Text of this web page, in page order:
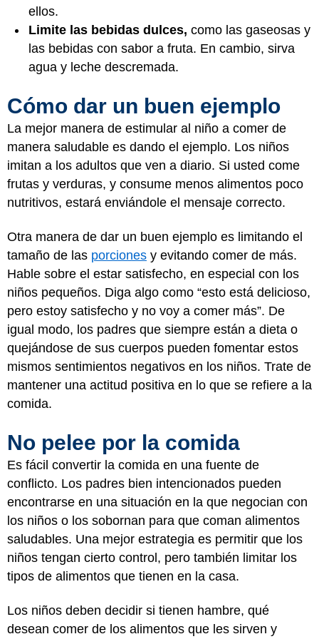
ellos.
Limite las bebidas dulces, como las gaseosas y
las bebidas con sabor a fruta. En cambio, sirva
agua y leche descremada.
Cómo dar un buen ejemplo
La mejor manera de estimular al niño a comer de
manera saludable es dando el ejemplo. Los niños
imitan a los adultos que ven a diario. Si usted come
frutas y verduras, y consume menos alimentos poco
nutritivos, estará enviándole el mensaje correcto.
Otra manera de dar un buen ejemplo es limitando el
tamaño de las porciones y evitando comer de más.
Hable sobre el estar satisfecho, en especial con los
niños pequeños. Diga algo como “esto está delicioso,
pero estoy satisfecho y no voy a comer más”. De
igual modo, los padres que siempre están a dieta o
quejándose de sus cuerpos pueden fomentar estos
mismos sentimientos negativos en los niños. Trate de
mantener una actitud positiva en lo que se refiere a la
comida.
No pelee por la comida
Es fácil convertir la comida en una fuente de
conflicto. Los padres bien intencionados pueden
encontrarse en una situación en la que negocian con
los niños o los sobornan para que coman alimentos
saludables. Una mejor estrategia es permitir que los
niños tengan cierto control, pero también limitar los
tipos de alimentos que tienen en la casa.
Los niños deben decidir si tienen hambre, qué
desean comer de los alimentos que les sirven y